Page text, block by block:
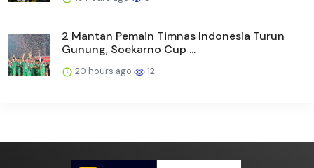
2 Mantan Pemain Timnas Indonesia Turun
Gunung, Soekarno Cup ...
20 hours ago 12